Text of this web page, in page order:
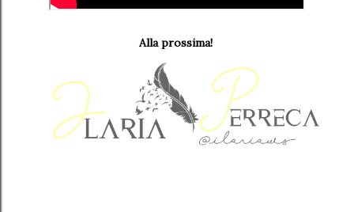
Alla prossima!